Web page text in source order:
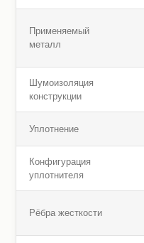
Применяемый
металл
Шумоизоляция
конструкции
Уплотнение
Конфигурация
уплотнителя
Рёбра жесткости